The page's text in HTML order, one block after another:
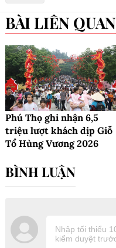
BÀI LIÊN QUAN
Phú Thọ ghi nhận 6,5
triệu lượt khách dịp Giỗ
Tổ Hùng Vương 2026